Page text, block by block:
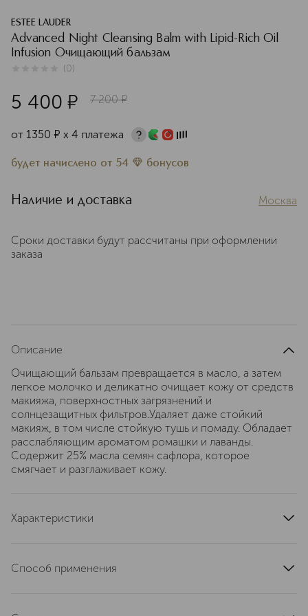
ESTEE LAUDER
Advanced Night Cleansing Balm with Lipid-Rich Oil
Infusion Очищающий бальзам
(0)
5 400 ¤ 7 200 ¤
от 1350 ¤ х 4 платежа
будет начислено от 54 бонусов
Наличие и доставка Москва
Сроки доставки будут рассчитаны при оформлении
заказа
Описание
Очищающий бальзам превращается в масло, а затем
легкое молочко и деликатно очищает кожу от средств
макияжа, поверхностных загрязнений и
солнцезащитных фильтров.​ Удаляет даже стойкий
макияж, в том числе стойкую тушь и помаду.​ Обладает
расслабляющим ароматом ромашки и лаванды.​
Содержит 25% масла семян сафлора, которое
смягчает и разглаживает кожу.
Характеристики
Способ применения